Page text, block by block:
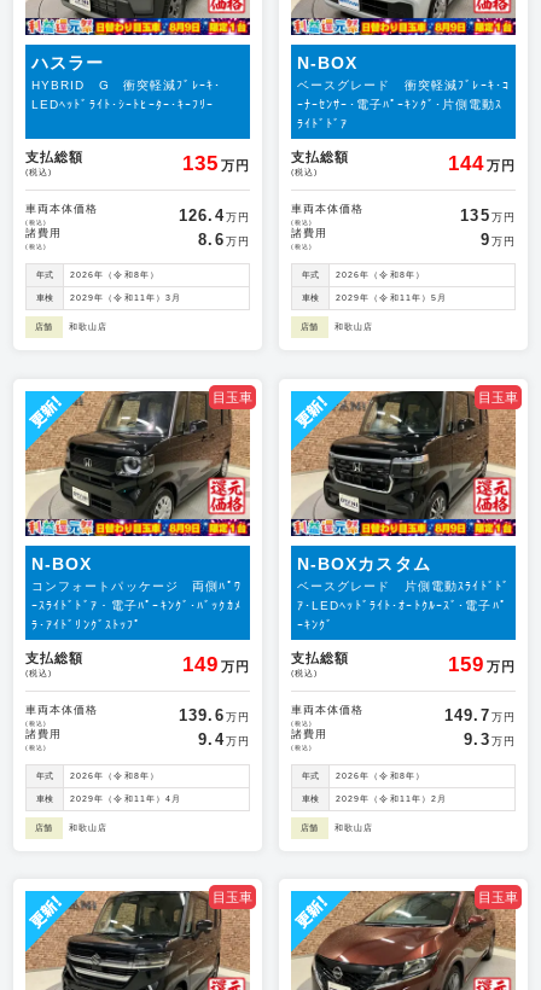
ハスラー
HYBRID G 衝突軽減ﾌﾞﾚｰｷ･
LEDﾍｯﾄﾞﾗｲﾄ･ｼｰﾄﾋｰﾀｰ･ｷｰﾌﾘｰ
支払総額
(税込) 135 万円
車両本体価格
(税込) 126.4万円
諸費用
(税込) 8.6 万円
年式 2026年（令和8年）
車検 2029年（令和11年）3月
店舗 和歌山店
N-BOX
ベースグレード 衝突軽減ﾌﾞﾚｰｷ･ｺ
ｰﾅｰｾﾝｻｰ･電子ﾊﾟｰｷﾝｸﾞ･片側電動ｽ
ﾗｲﾄﾞﾄﾞｱ
支払総額
(税込) 144万円
車両本体価格
(税込) 135 万円
諸費用
(税込) 9 万円
年式 2026年（令和8年）
車検 2029年（令和11年）5月
店舗 和歌山店
目玉車
N-BOX
コンフォートパッケージ 両側ﾊﾟﾜ
ｰｽﾗｲﾄﾞﾄﾞｱ・電子ﾊﾟｰｷﾝｸﾞ･ﾊﾞｯｸｶﾒ
ﾗ･ｱｲﾄﾞﾘﾝｸﾞｽﾄｯﾌﾟ
支払総額
(税込) 149 万円
車両本体価格
(税込) 139.6 万円
諸費用
(税込) 9.4万円
年式 2026年（令和8年）
車検 2029年（令和11年）4月
店舗 和歌山店
目玉車
N-BOXカスタム
ベースグレード 片側電動ｽﾗｲﾄﾞﾄﾞ
ｱ･LEDﾍｯﾄﾞﾗｲﾄ･ｵｰﾄｸﾙｰｽﾞ･電子ﾊﾟ
ｰｷﾝｸﾞ
支払総額
(税込) 159 万円
車両本体価格
(税込) 149.7 万円
諸費用
(税込) 9.3 万円
年式 2026年（令和8年）
車検 2029年（令和11年）2月
店舗 和歌山店
目玉車 目玉車